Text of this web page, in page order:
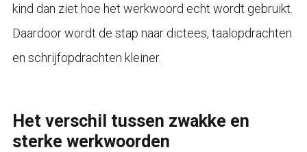
kind dan ziet hoe het werkwoord echt wordt gebruikt.
Daardoor wordt de stap naar dictees, taalopdrachten
en schrijfopdrachten kleiner.
Het verschil tussen zwakke en
sterke werkwoorden